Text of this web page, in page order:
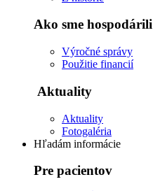
Ako sme hospodárili
Výročné správy
Použitie financií
Aktuality
Aktuality
Fotogaléria
Hľadám informácie
Pre pacientov